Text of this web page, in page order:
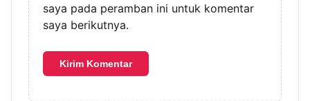
saya pada peramban ini untuk komentar
saya berikutnya.